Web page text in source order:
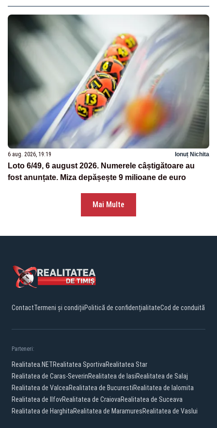
6 aug. 2026, 19:19 Ionuț Nichita
Loto 6/49, 6 august 2026. Numerele câștigătoare au
fost anunțate. Miza depășește 9 milioane de euro
Mai Multe
ContactTermeni și condițiiPolitică de confidențialitateCod de conduită
Parteneri:
Realitatea.NETRealitatea SportivaRealitatea Star
Realitatea de Caras-SeverinRealitatea de IasiRealitatea de Salaj
Realitatea de ValceaRealitatea de BucurestiRealitatea de Ialomita
Realitatea de IlfovRealitatea de CraiovaRealitatea de Suceava
Realitatea de HarghitaRealitatea de MaramuresRealitatea de Vaslui